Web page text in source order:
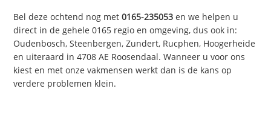
Bel deze ochtend nog met0165-235053 en we helpen u
direct in de gehele 0165 regio en omgeving, dus ook in:
Oudenbosch, Steenbergen, Zundert, Rucphen, Hoogerheide
en uiteraard in 4708 AE Roosendaal. Wanneer u voor ons
kiest en met onze vakmensen werkt dan is de kans op
verdere problemen klein.